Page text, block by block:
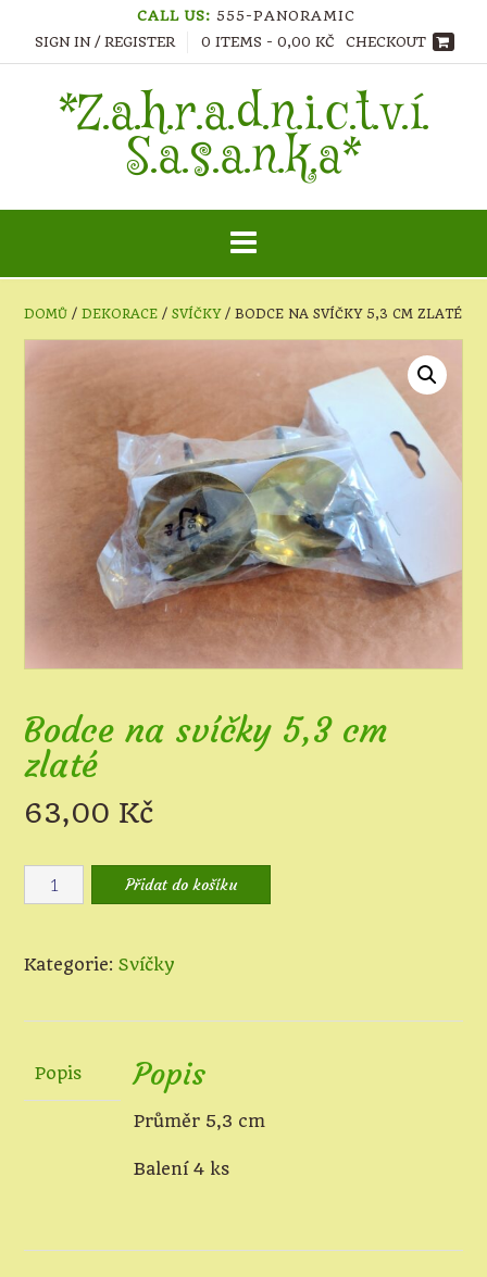
content
CALL US: 555-PANORAMIC
SIGN IN / REGISTER
0 ITEMS - 0,00 KČ CHECKOUT
*Z.a.h.r.a.d.n.i.c.t.v.í.
S.a.s.a.n.k.a*
DOMŮ / DEKORACE / SVÍČKY/ BODCE NA SVÍČKY 5,3 CM ZLATÉ
Bodce na svíčky 5,3 cm
zlaté
63,00 Kč
Bodce
na
cm
množství
Přidat do košíku
Kategorie: Svíčky
Popis Popis
Průměr 5,3 cm
Balení 4 ks